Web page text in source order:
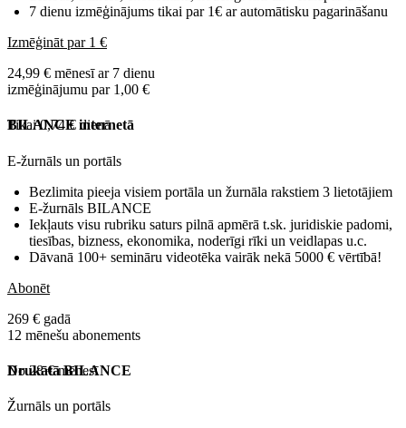
7 dienu izmēģinājums tikai par 1€ ar automātisku pagarināšanu
Izmēģināt par 1 €
24,99 € mēnesī ar 7 dienu
izmēģinājumu par 1,00 €
Tikai 0,74 € dienā
BILANCE internetā
E-žurnāls un portāls
Bezlimita pieeja visiem portāla un žurnāla rakstiem 3 lietotājiem
E-žurnāls BILANCE
Iekļauts visu rubriku saturs pilnā apmērā t.sk. juridiskie padomi,
tiesības, bizness, ekonomika, noderīgi rīki un veidlapas u.c.
Dāvanā 100+ semināru videotēka vairāk nekā 5000 € vērtībā!
Abonēt
269 € gadā
12 mēnešu abonements
No 28 € mēnesī
Drukātā BILANCE
Žurnāls un portāls